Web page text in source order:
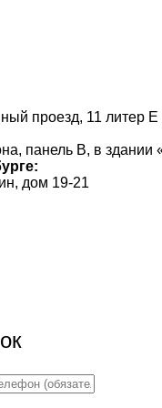
проезд, 11 литер Е
панель В, в
дом 19-21